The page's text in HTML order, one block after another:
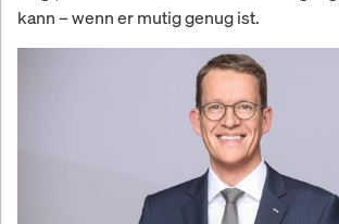
kann – wenn er mutig genug ist.